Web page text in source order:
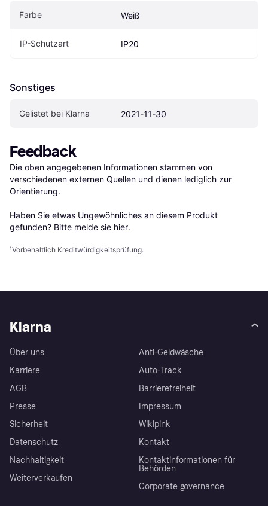
Farbe Weiß
IP-Schutzart IP20
Sonstiges
Gelistet bei Klarna 2021-11-30
Feedback
Die oben angegebenen Informationen stammen von
verschiedenen externen Quellen und dienen lediglich zur
Orientierung.
Haben Sie etwas Ungewöhnliches an diesem Produkt
gefunden? Bitte melde sie hier.
¹Vorbehaltlich Kreditwürdigkeitsprüfung.
Klarna
Über uns
Karriere
AGB
Presse
Sicherheit
Datenschutz
Nachhaltigkeit
Weiterverkaufen
Anti-Geldwäsche
Auto-Track
Barrierefreiheit
Impressum
Wikipink
Kontakt
Kontaktinformationen für
Behörden
Corporate governance